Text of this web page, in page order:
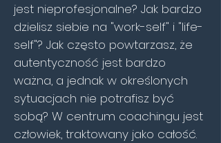
jest nieprofesjonalne? Jak bardzo
dzielisz siebie na "work-self" i "life-
self"? Jak często powtarzasz, że
autentyczność jest bardzo
ważna, a jednak w określonych
sytuacjach nie potrafisz być
sobą? W centrum coachingu jest
człowiek, traktowany jako całość.